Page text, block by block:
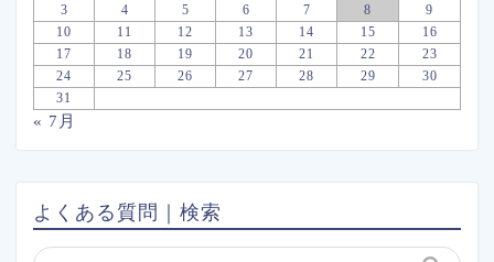
3
4 5 6 7 8
9
10
11 12 13 14 15
16
17
18 19 20 21 22
23
24
25 26 27 28 29
30
31
« 7月
よくある質問｜検索